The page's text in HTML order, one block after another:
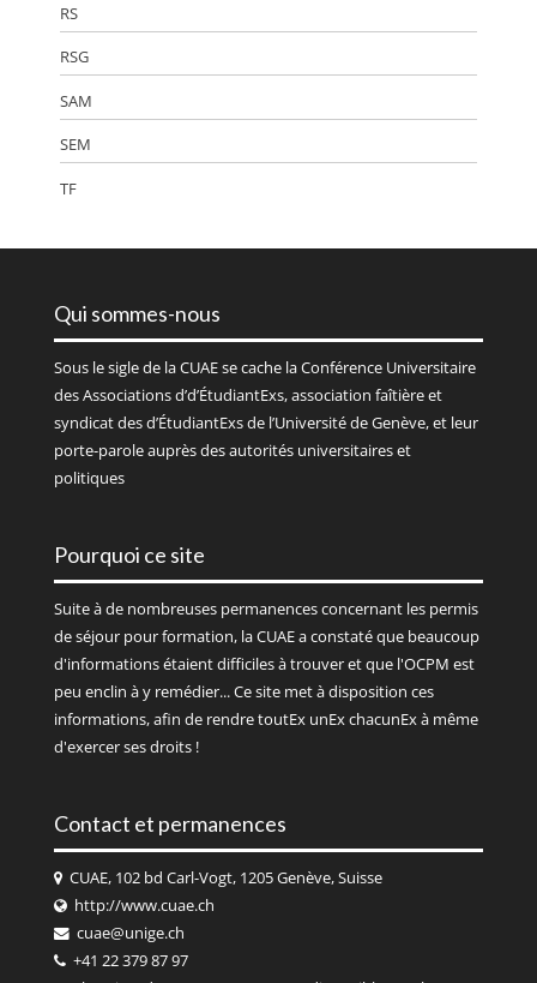
RS
RSG
SAM
SEM
TF
Qui sommes-nous
Sous le sigle de laCUAEse cache la Conférence Universitaire
des Associations d’d’ÉtudiantExs, association faîtière et
syndicat des d’ÉtudiantExs de l’Université de Genève, et leur
porte-parole auprès des autorités universitaires et
politiques
Pourquoi ce site
Suite à de nombreuses permanences concernant les permis
de séjour pour formation, la CUAE a constaté que beaucoup
d'informations étaient difficiles à trouver et que l'OCPM est
peu enclin à y remédier... Ce site met à disposition ces
informations, afin de rendre toutEx unEx chacunEx à même
d'exercer ses droits !
Contact et permanences
CUAE, 102 bd Carl-Vogt, 1205 Genève, Suisse
http://www.cuae.ch
cuae@unige.ch
+41 22 379 87 97